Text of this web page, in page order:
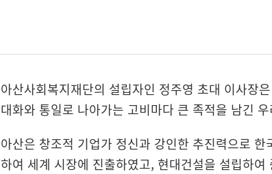
아산사회복지재단의 설립자인 정주영 초대 이사장
대화와 통일로 나아가는 고비마다 큰 족적을 남긴
아산은 창조적 기업가 정신과 강인한 추진력으로
하여 세계 시장에 진출하였고, 현대건설을 설립하